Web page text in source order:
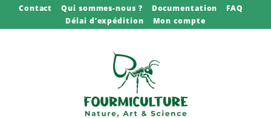
Contact Qui sommes-nous ? Documentation
FAQ
Délai d’expédition
Mon compte